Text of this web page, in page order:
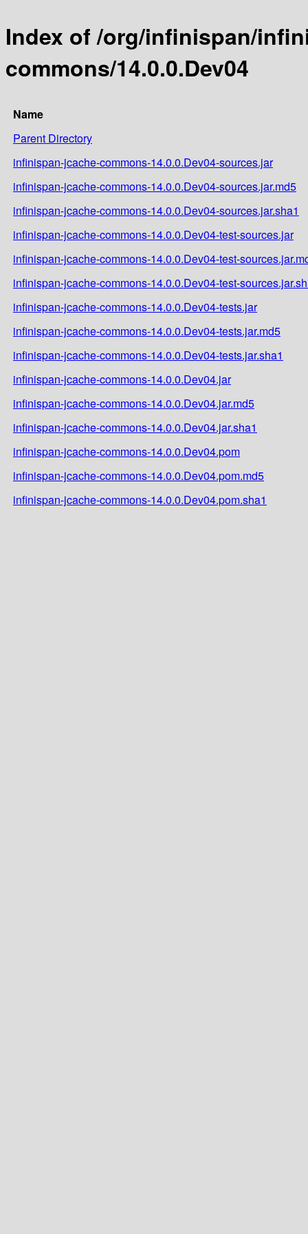
Index of /org/infinispan/
commons/14.0.0.Dev04
Name
Parent Directory
infinispan-jcache-commons-14.0.0.Dev04-sources.jar
infinispan-jcache-commons-14.0.0.Dev04-sources.jar.md5
infinispan-jcache-commons-14.0.0.Dev04-sources.jar.sha1
infinispan-jcache-commons-14.0.0.Dev04-test-sources.jar
infinispan-jcache-commons-14.0.0.Dev04-test-
infinispan-jcache-commons-14.0.0.Dev04-test-
infinispan-jcache-commons-14.0.0.Dev04-tests.jar
infinispan-jcache-commons-14.0.0.Dev04-tests.jar.md5
infinispan-jcache-commons-14.0.0.Dev04-tests.jar.sha1
infinispan-jcache-commons-14.0.0.Dev04.jar
infinispan-jcache-commons-14.0.0.Dev04.jar.md5
infinispan-jcache-commons-14.0.0.Dev04.jar.sha1
infinispan-jcache-commons-14.0.0.Dev04.pom
infinispan-jcache-commons-14.0.0.Dev04.pom.md5
infinispan-jcache-commons-14.0.0.Dev04.pom.sha1